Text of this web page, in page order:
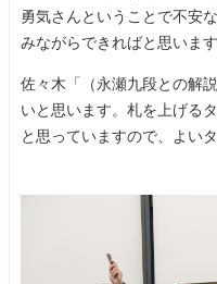
勇気さんということで不安
みながらできればと思います
佐々木「（永瀬九段との解
いと思います。札を上げる
と思っていますので、よい